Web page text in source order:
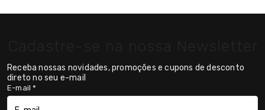
Cadastre-se na nossa Newsletter
Receba nossas novidades, promoções e cupons de desconto
direto no seu e-mail
E-mail*